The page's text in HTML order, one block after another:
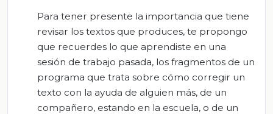
Para tener presente la importancia que tiene
revisar los textos que produces, te propongo
que recuerdes lo que aprendiste en una
sesión de trabajo pasada, los fragmentos de un
programa que trata sobre cómo corregir un
texto con la ayuda de alguien más, de un
compañero, estando en la escuela, o de un